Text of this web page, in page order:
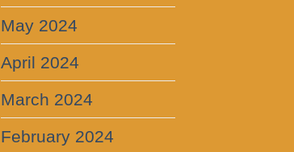
May 2024
April 2024
March 2024
February 2024